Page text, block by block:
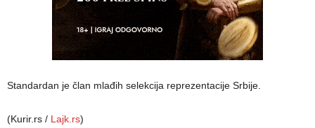
Standardan je član mlađih selekcija reprezentacije Srbije.
(Kurir.rs / Lajk.rs)